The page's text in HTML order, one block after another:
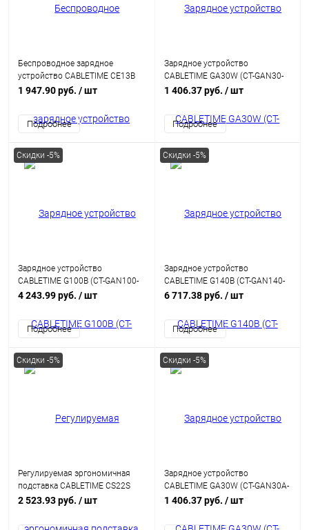
Беспроводное зарядное
устройство CABLETIME CE13B
(CT-WPH02-PG) для автомобиля
1 947.90 руб. / шт
Подробнее
Зарядное устройство
CABLETIME GA30W (CT-GAN30-
PW) GaN PD3.0 30 Вт, белый
1 406.37 руб. / шт
Подробнее
Скидки -5%
Зарядное устройство
CABLETIME G100B (CT-GAN100-
PB) GaN PD3.0 3C1A 100 Вт,
4 243.99 руб. / шт
Подробнее
Скидки -5%
Зарядное устройство
CABLETIME G140B (CT-GAN140-
PB) GaN PD3.0 3C2A 140 Вт,
6 717.38 руб. / шт
Подробнее
Скидки -5%
Регулируемая эргономичная
подставка CABLETIME CS22S
(CT-PS03-AS) – складная,
смартфонов 5-14 дюймов
2 523.93 руб. / шт
Скидки -5%
Зарядное устройство
CABLETIME GA30W (CT-GAN30A-
PW) GaN PD3.0 30 Вт, белый
1 406.37 руб. / шт